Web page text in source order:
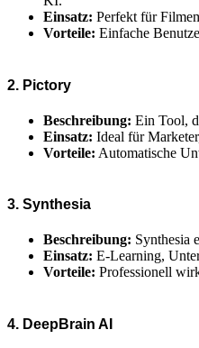
Einsatz: Perfekt für
Vorteile: Einfache
2. Pictory
Beschreibung: Ein Tool,
Einsatz: Ideal für
Vorteile: Automatische
3. Synthesia
Beschreibung: Synthesia
Einsatz: E-Learning,
Vorteile: Professionell
4. DeepBrain AI